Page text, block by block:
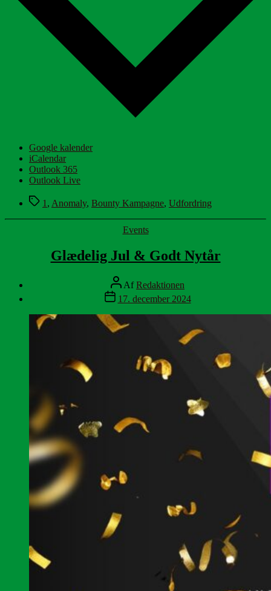
Google kalender
iCalendar
Outlook 365
Outlook Live
Tags1, Anomaly, Bounty Kampagne, Udfordring
Kategorier
Events
Glædelig Jul & Godt Nytår
Indlægsforfatter
AfRedaktionen
Indlægsdato
17. december 2024